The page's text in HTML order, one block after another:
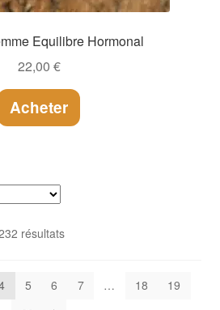
Equilibre Hormonal
22,00 €
Acheter
résultats
5 6 7 … 18
19